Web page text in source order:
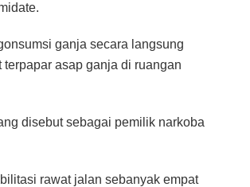
ganja secara langsung
asap ganja di ruangan
disebut sebagai pemilik narkoba
rawat jalan sebanyak empat